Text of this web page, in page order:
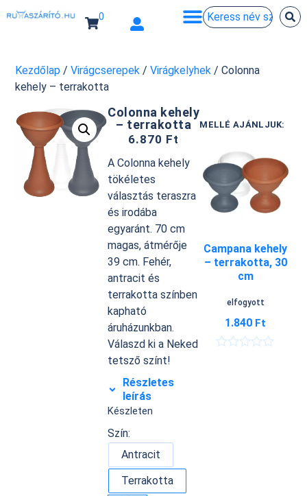
0
Kezdőlap /Virágcserepek /Virágkelyhek / Colonna
kehely – terrakotta
Colonna kehely
– terrakotta
6.870 Ft
A Colonna kehely
tökéletes
választás teraszra
és irodába
egyaránt. 70 cm
magas, átmérője
39 cm. Fehér,
antracit és
terrakotta színben
kapható
áruházunkban.
Válaszd ki a Neked
tetsző színt!
Részletes
leírás
Készleten
Szín:
Antracit
Terrakotta
MELLÉ AJÁNLJUK:
Campana kehely
– terrakotta, 30
cm
elfogyott
1.840 Ft